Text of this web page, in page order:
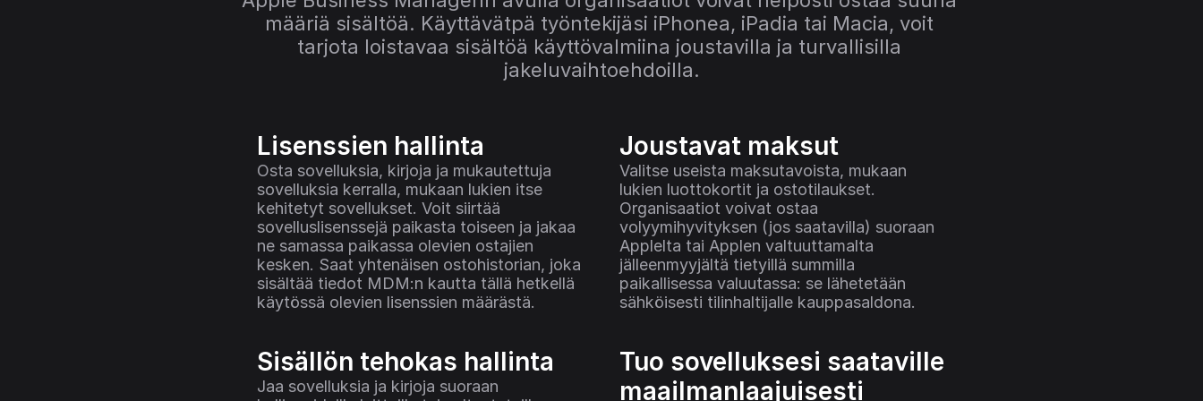
määriä sisältöä. Käyttävätpä työntekijäsi iPhonea, iPadia tai Macia, voit
tarjota loistavaa sisältöä käyttövalmiina joustavilla ja turvallisilla
jakeluvaihtoehdoilla.
Lisenssien hallinta
Osta sovelluksia, kirjoja ja mukautettuja
sovelluksia kerralla, mukaan lukien itse
kehitetyt sovellukset. Voit siirtää
sovelluslisenssejä paikasta toiseen ja jakaa
ne samassa paikassa olevien ostajien
kesken. Saat yhtenäisen ostohistorian, joka
sisältää tiedot MDM:n kautta tällä hetkellä
käytössä olevien lisenssien määrästä.
Joustavat maksut
Valitse useista maksutavoista, mukaan
lukien luottokortit ja ostotilaukset.
Organisaatiot voivat ostaa
volyymihyvityksen (jos saatavilla) suoraan
Applelta tai Applen valtuuttamalta
jälleenmyyjältä tietyillä summilla
paikallisessa valuutassa: se lähetetään
sähköisesti tilinhaltijalle kauppasaldona.
Sisällön tehokas hallinta
Jaa sovelluksia ja kirjoja suoraan
Tuo sovelluksesi saataville
maailmanlaajuisesti